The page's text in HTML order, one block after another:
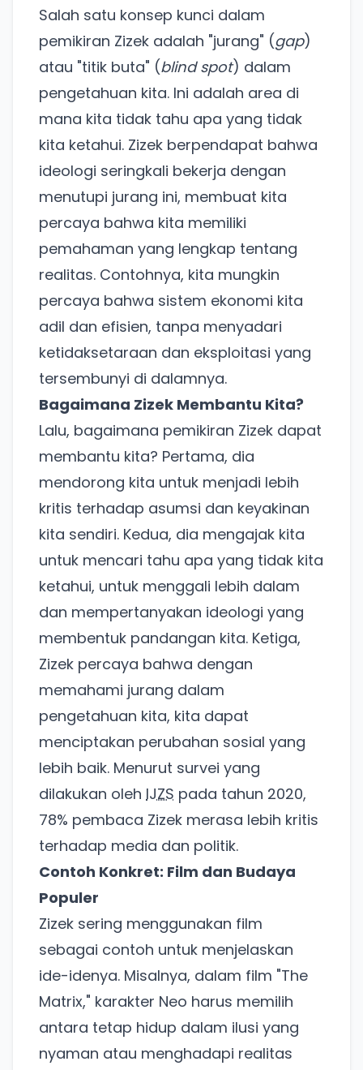
Salah satu konsep kunci dalam
pemikiran Zizek adalah "jurang" (gap)
atau "titik buta" (blind spot) dalam
pengetahuan kita. Ini adalah area di
mana kita tidak tahu apa yang tidak
kita ketahui. Zizek berpendapat bahwa
ideologi seringkali bekerja dengan
menutupi jurang ini, membuat kita
percaya bahwa kita memiliki
pemahaman yang lengkap tentang
realitas. Contohnya, kita mungkin
percaya bahwa sistem ekonomi kita
adil dan efisien, tanpa menyadari
ketidaksetaraan dan eksploitasi yang
tersembunyi di dalamnya.
Bagaimana Zizek Membantu Kita?
Lalu, bagaimana pemikiran Zizek dapat
membantu kita? Pertama, dia
mendorong kita untuk menjadi lebih
kritis terhadap asumsi dan keyakinan
kita sendiri. Kedua, dia mengajak kita
untuk mencari tahu apa yang tidak kita
ketahui, untuk menggali lebih dalam
dan mempertanyakan ideologi yang
membentuk pandangan kita. Ketiga,
Zizek percaya bahwa dengan
memahami jurang dalam
pengetahuan kita, kita dapat
menciptakan perubahan sosial yang
lebih baik. Menurut survei yang
dilakukan oleh IJZS pada tahun 2020,
78% pembaca Zizek merasa lebih kritis
terhadap media dan politik.
Contoh Konkret: Film dan Budaya
Populer
Zizek sering menggunakan film
sebagai contoh untuk menjelaskan
ide-idenya. Misalnya, dalam film "The
Matrix," karakter Neo harus memilih
antara tetap hidup dalam ilusi yang
nyaman atau menghadapi realitas